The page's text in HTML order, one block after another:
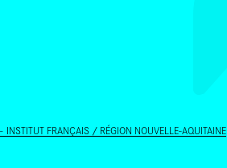
INSTITUT FRANÇAIS / RÉGION NOUVELLE-AQUITAINE